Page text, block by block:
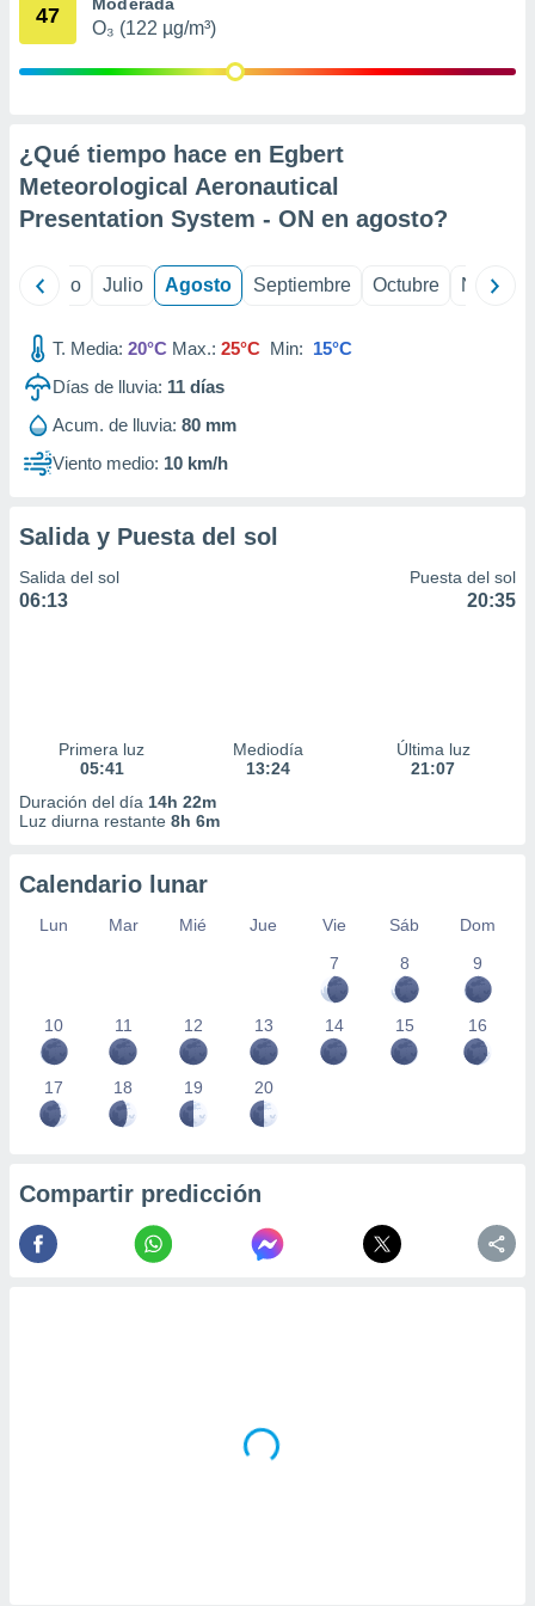
publicidad
publicidad
1199
47
O₃ (122 µg/m³)
¿Qué tiempo hace en Egbert
Meteorological Aeronautical
Presentation System - ON en agosto?
Junio Julio Agosto Septiembre Octubre
T. Media: 20°C Max.: 25°C Min: 15°C
Días de lluvia: 11 días
Acum. de lluvia: 80 mm
Viento medio: 10 km/h
Salida y Puesta del sol
Salida del sol
06:13
Puesta del sol
20:35
Primera luz
05:41
Mediodía
13:24
Última luz
21:07
Duración del día 14h 22m
Luz diurna restante 8h 6m
Calendario lunar
Lun Mar Mié Jue Vie Sáb
Dom
7
8 9
10 11 12 13 14 15 16
17 18 19 20
Compartir predicción